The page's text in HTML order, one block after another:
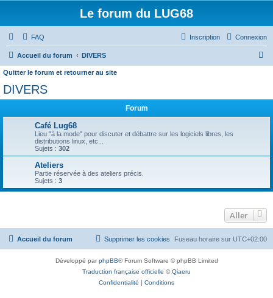
Le forum du LUG68
FAQ Connexion
Inscription
Accueil du forum DIVERS
h
h
Quitter le forum et retourner au site
DIVERS
Forum
Café Lug68
Lieu "à la mode" pour discuter et débattre sur les logiciels libres, les
distributions linux, etc...
Sujets : 302
Ateliers
Partie réservée à des ateliers précis.
Sujets : 3
Aller
Accueil du forum Fuseau horaire sur UTC+02:00
Supprimer les cookies
Développé parphpBB® Forum Software © phpBB Limited
Traduction française officielle ©Qiaeru
Confidentialité | Conditions